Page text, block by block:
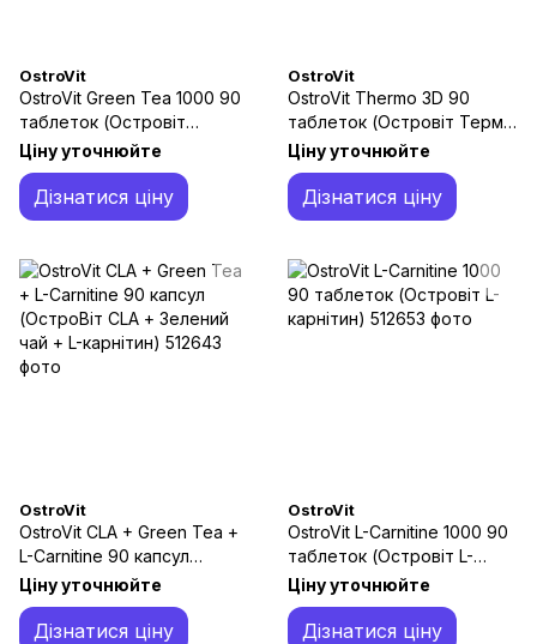
OstroVit
OstroVit Green Tea 1000 90
таблеток (Островіт
Зелений Чай)
Ціну уточнюйте
Дізнатися ціну
OstroVit
OstroVit Thermo 3D 90
таблеток (Островіт Термо
3D)
Ціну уточнюйте
Дізнатися ціну
OstroVit
OstroVit CLA + Green Tea +
L-Carnitine 90 капсул
(ОстроВіт CLA + Зелений
чай + L-карнітин)
Ціну уточнюйте
Дізнатися ціну
OstroVit
OstroVit L-Carnitine 1000 90
таблеток (Островіт L-
карнітин)
Ціну уточнюйте
Дізнатися ціну